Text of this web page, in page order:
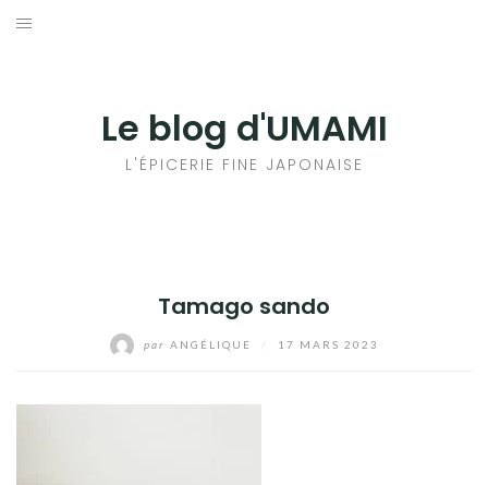
Aller
Le blog d'UMAMI
L'ÉPICERIE FINE JAPONAISE
Tamago sando
par ANGÉLIQUE 17 MARS 2023